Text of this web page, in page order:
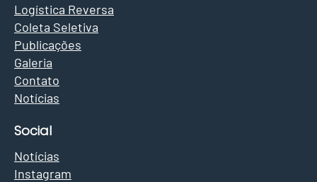
Social
Notícias
Instagram
Logística Reversa
Coleta Seletiva
Publicações
Galeria
Contato
Notícias